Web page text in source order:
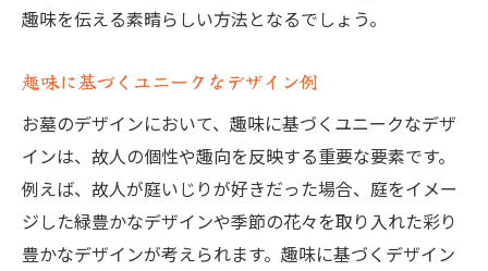
趣味を伝える素晴らしい方法となるでしょう。
趣味に基づくユニークなデザイン例
お墓のデザインにおいて、趣味に基づくユニークなデザ
インは、故人の個性や趣向を反映する重要な要素です。
例えば、故人が庭いじりが好きだった場合、庭をイメー
ジした緑豊かなデザインや季節の花々を取り入れた彩り
豊かなデザインが考えられます。趣味に基づくデザイン